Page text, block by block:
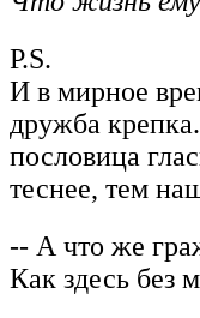
P.S.
И в мирное
дружба
пословица
теснее, тем
-- А что же
Как здесь без